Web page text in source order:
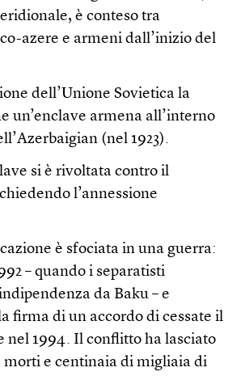
è conteso tra
azere e armeni dall’inizio del
dell’Unione Sovietica la
un’enclave armena all’interno
(nel 1923).
si è rivoltata contro il
l’annessione
è sfociata in una guerra:
– quando i separatisti
da Baku – e
firma di un accordo di cessate il
nel 1994. Il conflitto ha lasciato
morti e centinaia di migliaia di